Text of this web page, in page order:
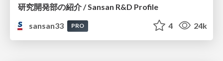
研究開発部の紹介 / Sansan R&D Profile
sansan33
PRO 4 24k